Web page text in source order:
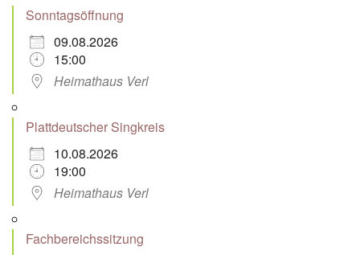
Sonntagsöffnung
09.08.2026
15:00
Heimathaus Verl
Plattdeutscher Singkreis
10.08.2026
19:00
Heimathaus Verl
Fachbereichssitzung